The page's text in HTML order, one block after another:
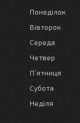
Понеділок
Вівторок
Середа
Четвер
Пʼятниця
Субота
Неділя